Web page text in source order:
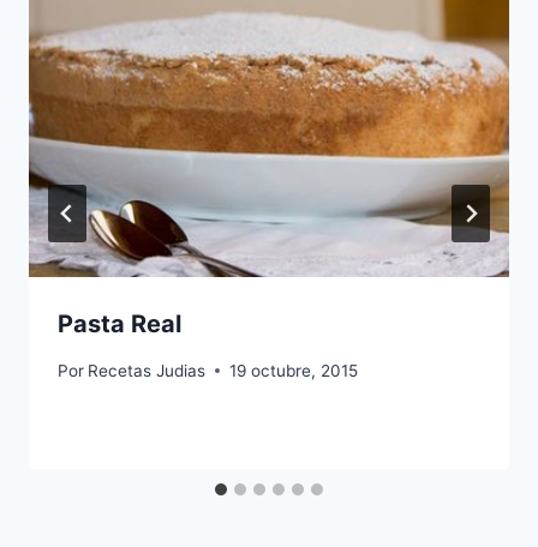
Pasta Real
Por Recetas Judias 19 octubre, 2015